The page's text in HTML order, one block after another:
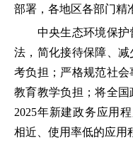
部署，各地区各部门
中央生态环境保护
法，简化接待保障、
考负担；严格规范社
教育教学负担；将全国
2025年新建政务应用
相近、使用率低的应